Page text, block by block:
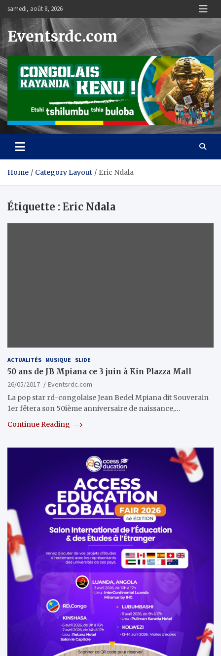
content
samedi, août 8, 2026
Eventsrdc.com
Home Category Layout Eric Ndala
Étiquette : Eric Ndala
ACTUALITÉS MUSIQUE SLIDE
50 ans de JB Mpiana ce 3 juin à Kin Plazza Mall
26/05/2017
Eventsrdc.com
La pop star rd-congolaise Jean Bedel Mpiana dit Souverain
1er fêtera son 50ième anniversaire de naissance,…
Continue Reading